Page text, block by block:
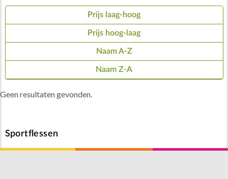
Prijs laag-hoog
Prijs hoog-laag
Naam A-Z
Naam Z-A
Geen resultaten gevonden.
Sportflessen